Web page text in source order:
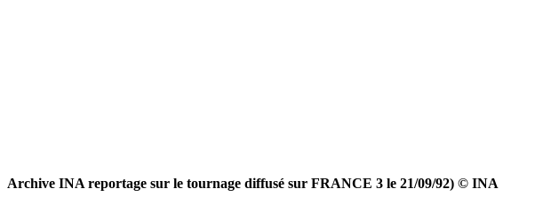
Archive INA reportage sur le tournage diffusé sur FRANCE 3 le 21/09/92) © INA